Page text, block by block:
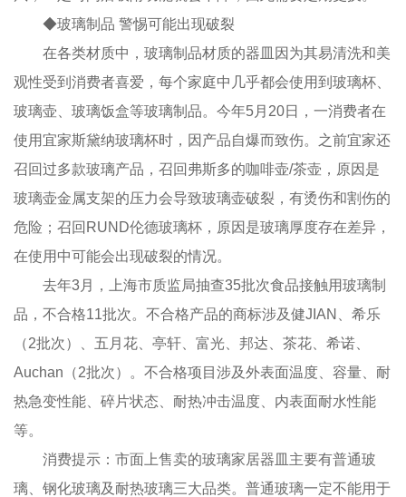
◆玻璃制品 警惕可能出现破裂
在各类材质中，玻璃制品材质的器皿因为其易清洗和美
观性受到消费者喜爱，每个家庭中几乎都会使用到玻璃杯、
玻璃壶、玻璃饭盒等玻璃制品。今年5月20日，一消费者在
使用宜家斯黛纳玻璃杯时，因产品自爆而致伤。之前宜家还
召回过多款玻璃产品，召回弗斯多的咖啡壶/茶壶，原因是
玻璃壶金属支架的压力会导致玻璃壶破裂，有烫伤和割伤的
危险；召回RUND伦德玻璃杯，原因是玻璃厚度存在差异，
在使用中可能会出现破裂的情况。
去年3月，上海市质监局抽查35批次食品接触用玻璃制
品，不合格11批次。不合格产品的商标涉及健JIAN、希乐
（2批次）、五月花、亭轩、富光、邦达、茶花、希诺、
Auchan（2批次）。不合格项目涉及外表面温度、容量、耐
热急变性能、碎片状态、耐热冲击温度、内表面耐水性能
等。
消费提示：市面上售卖的玻璃家居器皿主要有普通玻
璃、钢化玻璃及耐热玻璃三大品类。普通玻璃一定不能用于